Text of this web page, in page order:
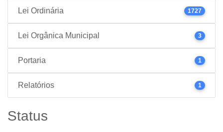
Lei Ordinária 1727
Lei Orgânica Municipal 3
Portaria 1
Relatórios 1
Status